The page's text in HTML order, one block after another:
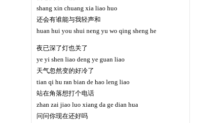
shang xin chuang xia liao huo
还会有谁能与我轻声和
huan hui you shui neng yu wo qing sheng he
夜已深了灯也关了
ye yi shen liao deng ye guan liao
天气忽然变的好冷了
tian qi hu ran bian de hao leng liao
站在角落想打个电话
zhan zai jiao luo xiang da ge dian hua
问问你现在还好吗